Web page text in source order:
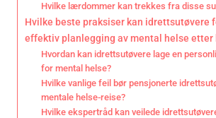
Hvilke lærdommer kan trekkes fra disse
Hvilke beste praksiser kan idrettsutøvere
effektiv planlegging av mental helse etter
Hvordan kan idrettsutøvere lage en
for mental helse?
Hvilke vanlige feil bør pensjonerte
mentale helse-reise?
Hvilke ekspertråd kan veilede